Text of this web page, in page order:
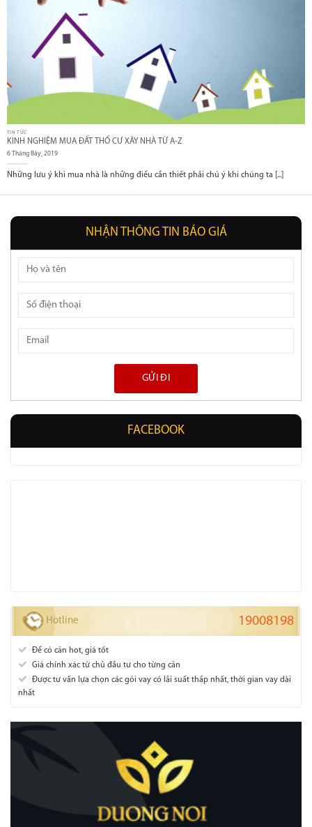
TIN TỨC
KINH NGHIỆM MUA ĐẤT THỔ CƯ XÂY NHÀ TỪ A-Z
6 Tháng Bảy, 2019
Những lưu ý khi mua nhà là những điều cần thiết phải chú ý khi chúng ta [...]
NHẬN THÔNG TIN BÁO GIÁ
FACEBOOK
Hotline 19008198
Để có căn hot, giá tốt
Giá chính xác từ chủ đầu tư cho từng căn
Được tư vấn lựa chọn các gói vay có lãi suất thấp nhất, thời gian vay dài
nhất